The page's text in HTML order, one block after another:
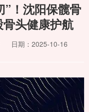
”！沈阳保髋骨
头健康护航
日期：2025-10-16